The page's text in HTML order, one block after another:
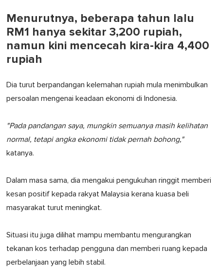
Menurutnya, beberapa tahun lalu
RM1 hanya sekitar 3,200 rupiah,
namun kini mencecah kira-kira 4,400
rupiah
Dia turut berpandangan kelemahan rupiah mula menimbulkan
persoalan mengenai keadaan ekonomi di Indonesia.
"Pada pandangan saya, mungkin semuanya masih kelihatan
normal, tetapi angka ekonomi tidak pernah bohong,"
katanya.
Dalam masa sama, dia mengakui pengukuhan ringgit memberi
kesan positif kepada rakyat Malaysia kerana kuasa beli
masyarakat turut meningkat.
Situasi itu juga dilihat mampu membantu mengurangkan
tekanan kos terhadap pengguna dan memberi ruang kepada
perbelanjaan yang lebih stabil.